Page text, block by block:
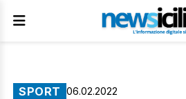
SPORT 06.02.2022